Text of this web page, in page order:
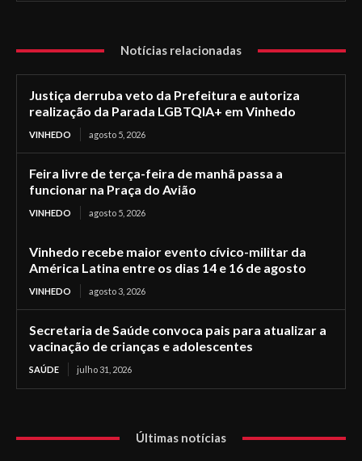
Notícias relacionadas
Justiça derruba veto da Prefeitura e autoriza
realização da Parada LGBTQIA+ em Vinhedo
VINHEDO agosto 5, 2026
Feira livre de terça-feira de manhã passa a
funcionar na Praça do Avião
VINHEDO agosto 5, 2026
Vinhedo recebe maior evento cívico-militar da
América Latina entre os dias 14 e 16 de agosto
VINHEDO agosto 3, 2026
Secretaria de Saúde convoca pais para atualizar a
vacinação de crianças e adolescentes
SAÚDE julho 31, 2026
Últimas notícias